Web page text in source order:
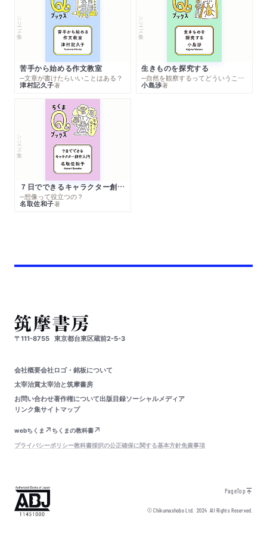
シリーズ・全集
苦手から始める作文教室
─文章が書けたらいいことはある？
津村記久子著
シリーズ・全集
生きものを探究する
─自然を観察するってどういうこと？
小島渉著
シリーズ・全集
７日でできるキャラクター創作入門
─想像って役立つの？
名取佐和子著
〒111-8755 東京都台東区蔵前2-5-3
会社概要会社ロゴ・銘板について
太宰治賞太宰治と筑摩書房
お問い合わせ著作権について出版目録ソーシャルメディア
リンク集サイトマップ
webちくま
ちくまの教科書
プライバシーポリシー教科書採択の公正確保に関する基本方針免責事項
PageTop
© Chikumashobo Ltd.2024 All Rights Reserved.